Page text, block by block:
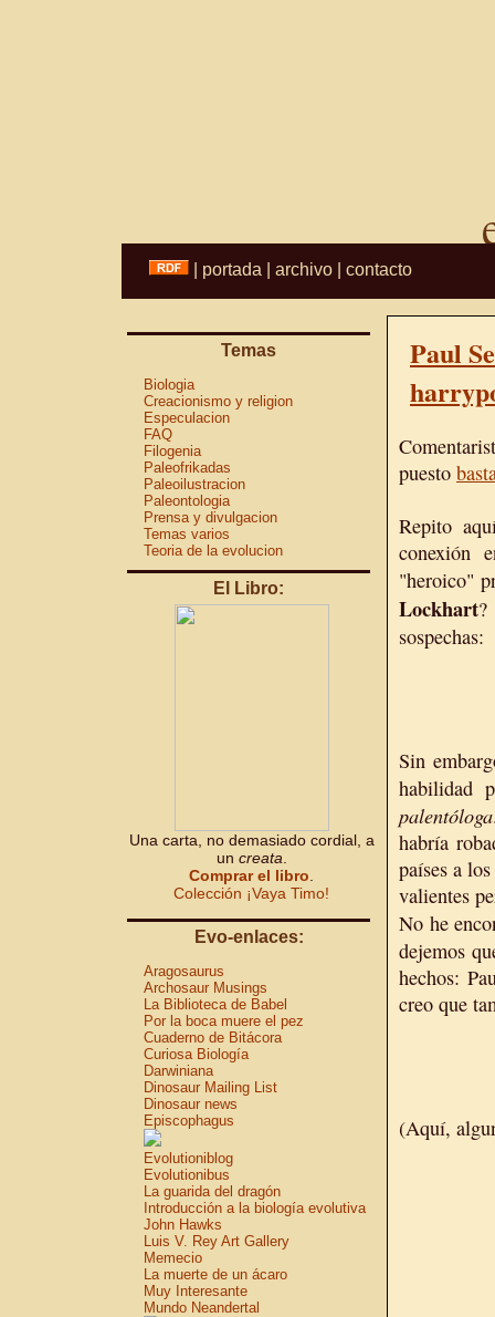
portada archivo contacto
Temas
Biologia
Creacionismo y religion
Especulacion
FAQ
Filogenia
Paleofrikadas
Paleoilustracion
Paleontologia
Prensa y divulgacion
Temas varios
Teoria de la evolucion
El Libro:
Una carta, no demasiado cordial, a
un creata
Comprar el libro
Colección ¡Vaya Timo!
Evo-enlaces:
Aragosaurus
Archosaur Musings
La Biblioteca de Babel
Por la boca muere el pez
Cuaderno de Bitácora
Curiosa Biología
Darwiniana
Dinosaur Mailing List
Dinosaur news
Episcophagus
Evolutioniblog
Evolutionibus
La guarida del dragón
Introducción a la biología evolutiva
John Hawks
Luis V. Rey Art Gallery
Memecio
La muerte de un ácaro
Muy Interesante
Mundo Neandertal
Paul
puesto
Repito
conexión
"heroico"
Lockhart
sospechas:
Sin
habilidad
palentóloga
habría
países a
valientes
No he
dejemos
hechos:
creo que
(Aquí,